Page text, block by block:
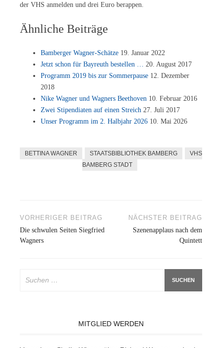
der VHS an­mel­den und drei Euro berappen.
Ähnliche Beiträge
Bam­ber­ger Wag­ner-Schät­ze 19. Ja­nu­ar 2022
Jetzt schon für Bay­reuth be­stel­len …
20. Au­gust 2017
Pro­gramm 2019 bis zur Som­mer­pau­se 12. De­zem­ber
2018
Nike Wag­ner und Wag­ners Beet­ho­ven 10. Fe­bru­ar 2016
Zwei Sti­pen­dia­ten auf ei­nen Streich 27. Juli 2017
Un­ser Pro­gramm im 2. Halb­jahr 2026 10. Mai 2026
BETTINA WAGNER STAATSBIBLIOTHEK BAMBERG
VHS
BAMBERG STADT
Beitragsnavigation
VORHERIGER BEITRAG
Die schwulen Seiten Siegfried
Wagners
NÄCHSTER BEITRAG
Szenenapplaus nach dem
Quintett
nach:
MITGLIED WERDEN